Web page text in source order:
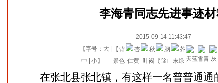
李海青同志先进事迹
2015-09-14 11:43:47
【字号： 大
中
小】
【背
景色
在张北县张北镇，有这样一名普普通通